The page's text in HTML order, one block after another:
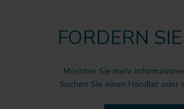
FORDERN
Möchten Sie mehr
Suchen Sie einen Händler oder